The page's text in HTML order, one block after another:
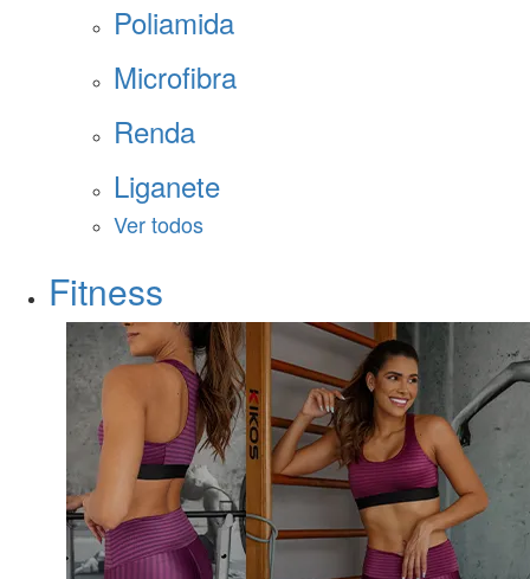
Poliamida
Microfibra
Renda
Liganete
Ver todos
Fitness